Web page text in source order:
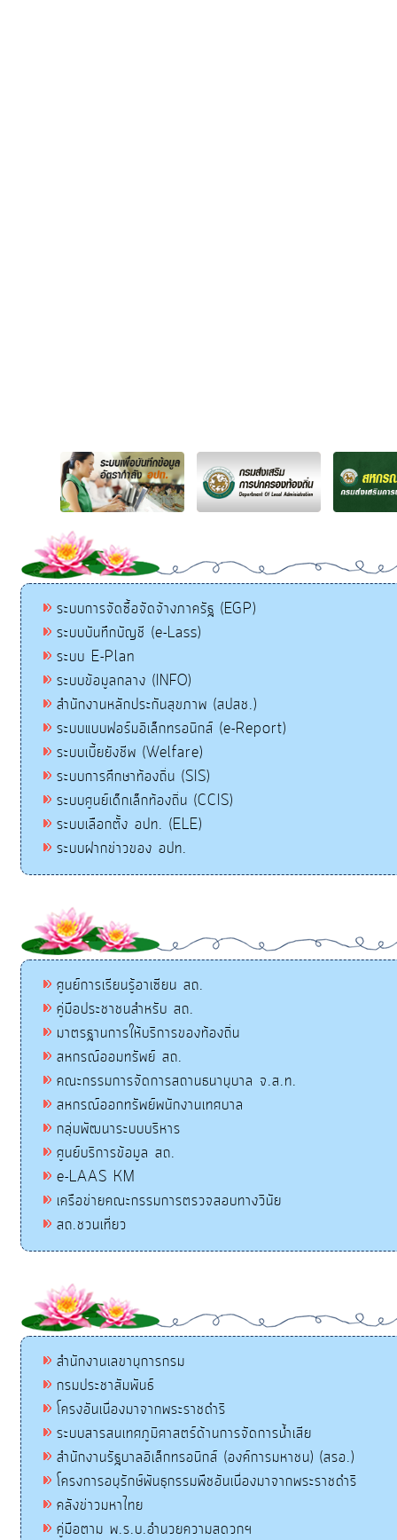
ระบบการจัดซื้อจัดจ้างภาครัฐ (EGP)
ระบบบันทึกบัญชี (e-Lass)
ระบบ E-Plan
ระบบข้อมูลกลาง (INFO)
สำนักงานหลักประกันสุขภาพ (สปสช.)
ระบบแบบฟอร์มอิเล็กทรอนิกส์ (e-Report)
ระบบเบี้ยยังชีพ (Welfare)
ระบบการศึกษาท้องถิ่น (SIS)
ระบบศูนย์เด็กเล็กท้องถิ่น (CCIS)
ระบบเลือกตั้ง อปท. (ELE)
ระบบฝากข่าวของ อปท.
ศูนย์การเรียนรู้อาเซียน สถ.
คู่มือประชาชนสำหรับ สถ.
มาตรฐานการให้บริการของท้องถิ่น
สหกรณ์ออมทรัพย์ สถ.
คณะกรรมการจัดการสถานธนานุบาล จ.ส.ท.
สหกรณ์ออกทรัพย์พนักงานเทศบาล
กลุ่มพัฒนาระบบบริหาร
ศูนย์บริการข้อมูล สถ.
e-LAAS KM
เครือข่ายคณะกรรมการตรวจสอบทางวินัย
สถ.ชวนเที่ยว
สำนักงานเลขานุการกรม
กรมประชาสัมพันธ์
โครงอันเนื่องมาจากพระราชดำริ
ระบบสารสนเทศภูมิศาสตร์ด้านการจัดการน้ำเสีย
สำนักงานรัฐบาลอิเล็กทรอนิกส์ (องค์การมหาชน) (สรอ.)
โครงการอนุรักษ์พันธุกรรมพืชอันเนื่องมาจากพระราชดำริ
คลังข่าวมหาไทย
คู่มือตาม พ.ร.บ.อำนวยความสดวกฯ